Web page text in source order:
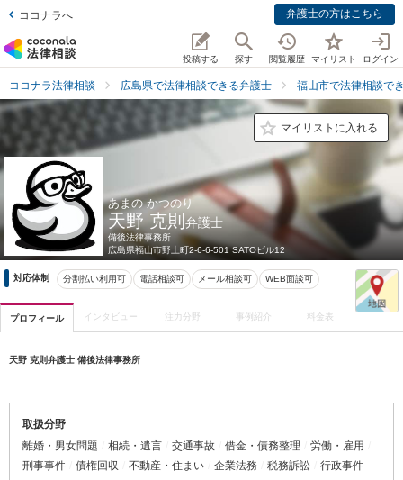
ココナラへ 弁護士の方はこちら
投稿する 探す 閲覧履歴 マイリスト ログイン
ココナラ法律相談 広島県で法律相談できる弁護士 福山市で法律相談で
マイリストに入れる
あまの かつのり
天野 克則弁護士
備後法律事務所
広島県福山市野上町2-6-6-501 SATOビル12
対応体制 分割払い利用可 電話相談可 メール相談可 WEB面談可
プロフィール インタビュー 注力分野 事例紹介 料金表
天野 克則弁護士 備後法律事務所
取扱分野
離婚・男女問題
相続・遺言 交通事故 借金・債務整理
労働・雇用
刑事事件
債権回収 不動産・住まい 企業法務 税務訴訟 行政事件